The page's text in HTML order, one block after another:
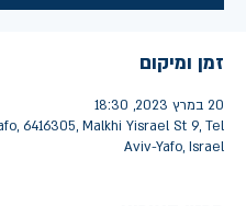
זמן ומיקום
20 במרץ 2023, 18:30
6416305, Malkhi Yisrael St 9, Tel
Aviv-Yafo, Israel